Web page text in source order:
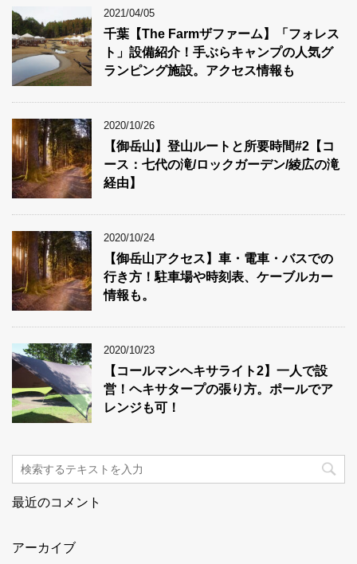
2021/04/05
千葉【The Farmザファーム】「フォレス
ト」設備紹介！手ぶらキャンプの人気グ
ランピング施設。アクセス情報も
2020/10/26
【御岳山】登山ルートと所要時間#2【コ
ース：七代の滝/ロックガーデン/綾広の滝
経由】
2020/10/24
【御岳山アクセス】車・電車・バスでの
行き方！駐車場や時刻表、ケーブルカー
情報も。
2020/10/23
【コールマンヘキサライト2】一人で設
営！ヘキサタープの張り方。ポールでア
レンジも可！
最近のコメント
アーカイブ